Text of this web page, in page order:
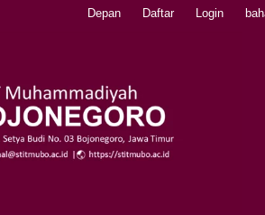
Depan Daftar Login